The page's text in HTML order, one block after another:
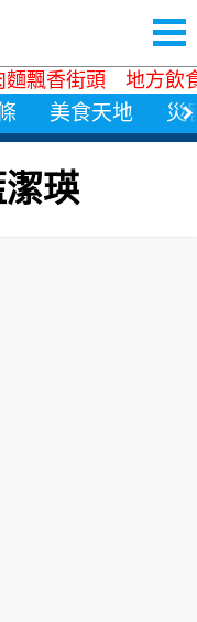
麵飄香街頭 地方飲
美食天地 災
瑛